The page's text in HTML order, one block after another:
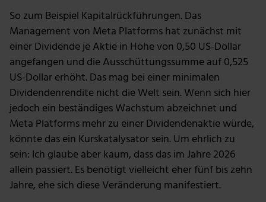
Unsere Partner führen diese Informationen
möglicherweise mit weiteren Daten zusammen, die du
ihnen bereitgestellt hast oder die sie im Rahmen deiner
Nutzung der Dienste gesammelt haben.
So zum Beispiel Kapitalrückführungen. Das
Management von Meta Platforms hat zunächst mit
einer Dividende je Aktie in Höhe von 0,50 US-Dollar
angefangen und die Ausschüttungssumme auf 0,525
US-Dollar erhöht. Das mag bei einer minimalen
Dividendenrendite nicht die Welt sein. Wenn sich hier
jedoch ein beständiges Wachstum abzeichnet und
Meta Platforms mehr zu einer Dividendenaktie würde,
könnte das ein Kurskatalysator sein. Um ehrlich zu
sein: Ich glaube aber kaum, dass das im Jahre 2026
allein passiert. Es benötigt vielleicht eher fünf bis zehn
Jahre, ehe sich diese Veränderung manifestiert.